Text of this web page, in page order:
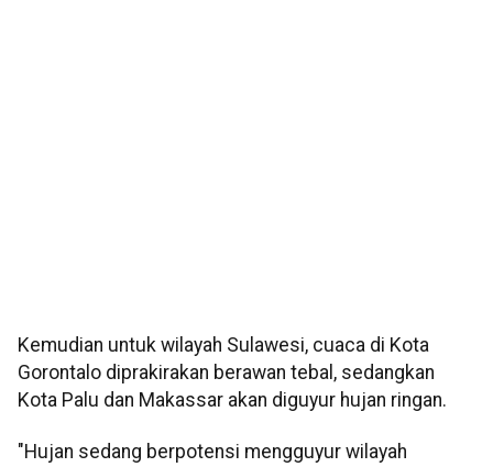
Kemudian untuk wilayah Sulawesi, cuaca di Kota
Gorontalo diprakirakan berawan tebal, sedangkan
Kota Palu dan Makassar akan diguyur hujan ringan.
"Hujan sedang berpotensi mengguyur wilayah